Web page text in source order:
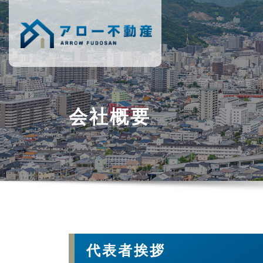
Skip
to
content
会社概要
代表者挨拶